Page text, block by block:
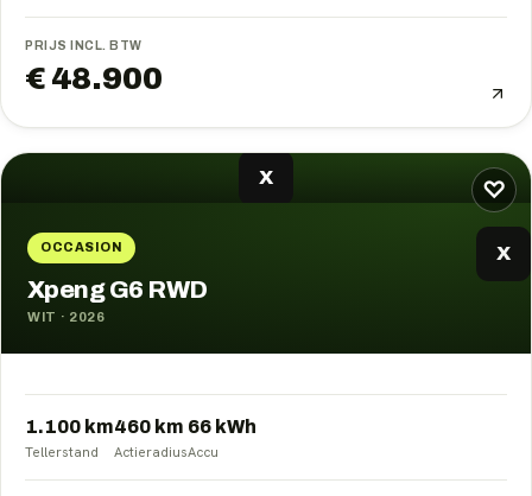
PRIJS INCL. BTW
€ 48.900
♡
X
OCCASION X
Xpeng G6 RWD
WIT · 2026
1.100 km
Tellerstand
460 km
Actieradius
66 kWh
Accu